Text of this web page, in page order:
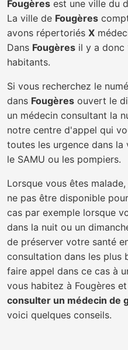
Fougères est une ville du
La ville de Fougères
avons répertoriés X
Dans Fougères il y a donc
habitants.
Si vous recherchez le
dans Fougères ouvert le
un médecin consultant la
notre centre d'appel qui
toutes les urgence dans la
le SAMU ou les pompiers.
Lorsque vous êtes
ne pas être disponible
cas par exemple lorsque
dans la nuit ou un
de préserver votre santé
consultation dans les plus
faire appel dans ce cas à
vous habitez à Fougères
consulter un médecin de
voici quelques conseils.